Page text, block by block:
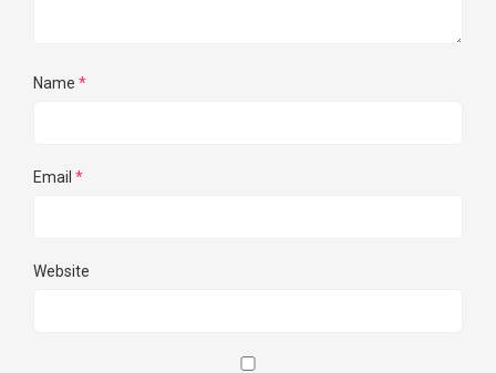
Name *
Email *
Website